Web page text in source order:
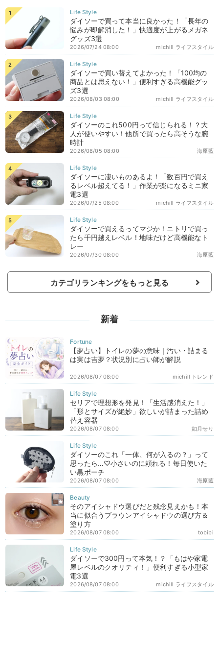
ダイソーで買って本当に良かった！「長年の
悩みが即解消した！」快適度が上がるメガネ
グッズ3選
michill ライフスタイル
2026/07/24 08:00
ダイソーで買い替えてよかった！「100均の
商品とは思えない！」便利すぎる高機能グッ
ズ3選
michill ライフスタイル
2026/08/03 08:00
ダイソーのこれ500円って信じられる！？大
人が使いやすい！他所で買ったら高そうな腕
時計
海原藍
2026/08/05 08:00
ダイソーに凄いものあるよ！「数百円で買え
るレベル超えてる！」作業が楽になるミニ家
電3選
michill ライフスタイル
2026/07/25 08:00
ダイソーで買えるってマジか！ニトリで買っ
たら千円越えレベル！地味だけど高機能なト
レー
海原藍
2026/07/30 08:00
カテゴリランキングをもっと見る
新着
【夢占い】トイレの夢の意味｜汚い・詰まる
は実は吉夢？状況別に占い師が解説
michill トレンド
2026/08/07 08:00
セリアで理想形を発見！「生活感消えた！」
「形とサイズが絶妙」欲しいが詰まった詰め
替え容器
如月せり
2026/08/07 08:00
ダイソーのこれ「一体、何が入るの？」って
思ったら…♡小さいのに頼れる！毎日使いた
い黒ポーチ
海原藍
2026/08/07 08:00
そのアイシャドウ選びだと残念見えかも！本
当に似合うブラウンアイシャドウの選び方＆
塗り方
tobibi
2026/08/07 08:00
ダイソーで300円って本気！？「もはや家電
屋レベルのクオリティ！」便利すぎる小型家
電3選
michill ライフスタイル
2026/08/07 08:00